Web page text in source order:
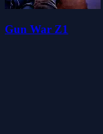
Gun War Z1